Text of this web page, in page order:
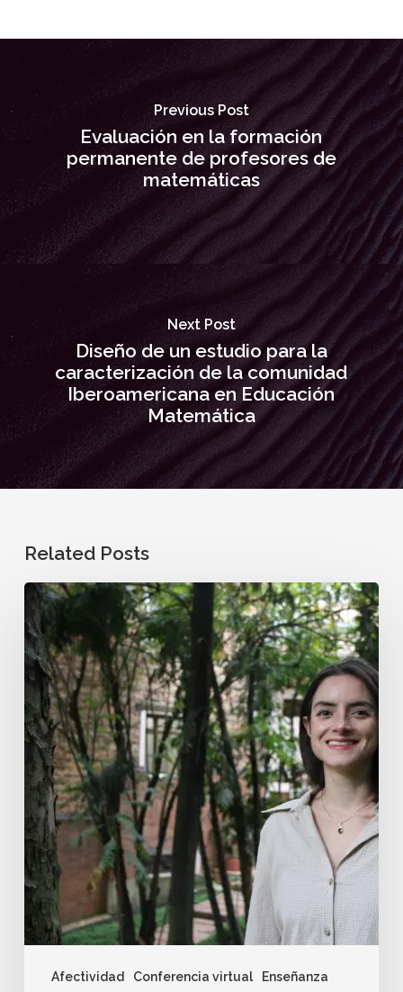
Previous Post
Evaluación en la formación
permanente de profesores de
matemáticas
Next Post
Diseño de un estudio para la
caracterización de la comunidad
Iberoamericana en Educación
Matemática
Related Posts
Afectividad Conferencia virtual Enseñanza